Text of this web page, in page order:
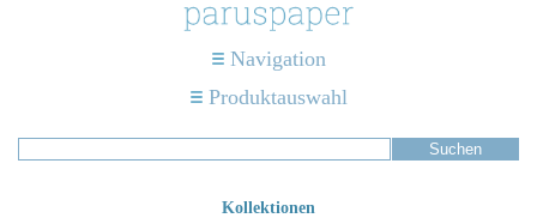
Navigation
Produktauswahl
Kollektionen